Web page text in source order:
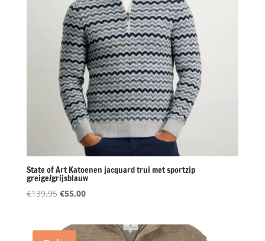
State of Art Katoenen jacquard trui met sportzip
greige/grijsblauw
€139,95 Oorspronkelijke
€139,95.
€55,00Huidige
€55,00.